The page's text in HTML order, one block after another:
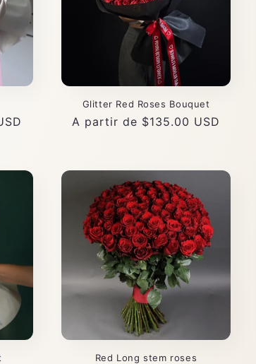
Glitter Red Roses Bouquet
Precio
A partir de $135.00 USD
Red Long stem roses